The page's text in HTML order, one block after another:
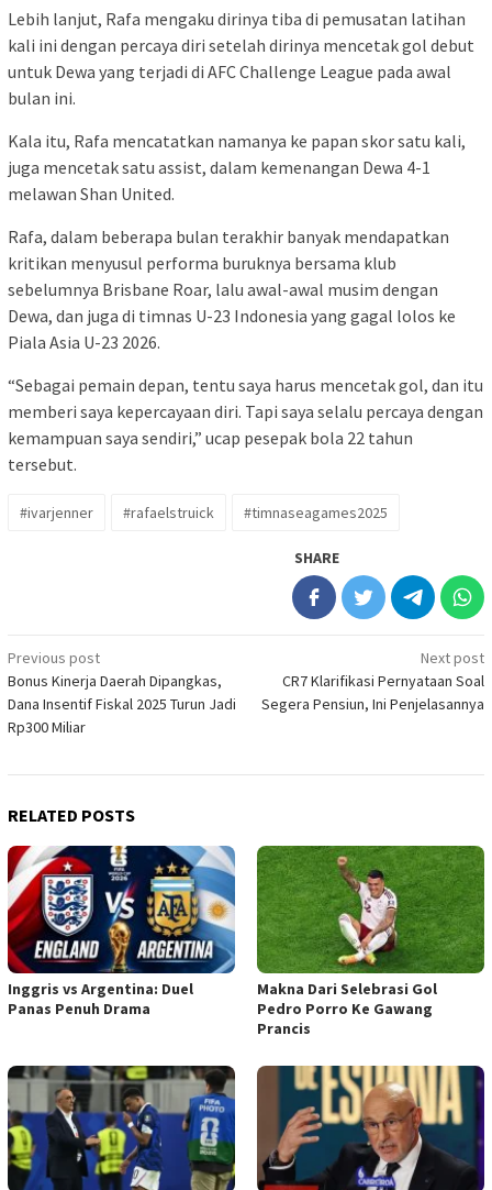
Lebih lanjut, Rafa mengaku dirinya tiba di pemusatan latihan
kali ini dengan percaya diri setelah dirinya mencetak gol debut
untuk Dewa yang terjadi di AFC Challenge League pada awal
bulan ini.
Kala itu, Rafa mencatatkan namanya ke papan skor satu kali,
juga mencetak satu assist, dalam kemenangan Dewa 4-1
melawan Shan United.
Rafa, dalam beberapa bulan terakhir banyak mendapatkan
kritikan menyusul performa buruknya bersama klub
sebelumnya Brisbane Roar, lalu awal-awal musim dengan
Dewa, dan juga di timnas U-23 Indonesia yang gagal lolos ke
Piala Asia U-23 2026.
“Sebagai pemain depan, tentu saya harus mencetak gol, dan itu
memberi saya kepercayaan diri. Tapi saya selalu percaya dengan
kemampuan saya sendiri,” ucap pesepak bola 22 tahun
tersebut.
#ivarjenner #rafaelstruick #timnaseagames2025
SHARE
Post
navigation
Previous post
Bonus Kinerja Daerah Dipangkas,
Dana Insentif Fiskal 2025 Turun Jadi
Rp300 Miliar
Next post
CR7 Klarifikasi Pernyataan Soal
Segera Pensiun, Ini Penjelasannya
RELATED POSTS
Inggris vs Argentina: Duel
Panas Penuh Drama
Makna Dari Selebrasi Gol
Pedro Porro Ke Gawang
Prancis